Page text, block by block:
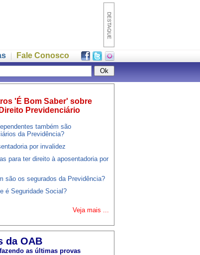
Fale Conosco
'É Bom Saber' sobre
Direito Previdenciário
também são
da Previdência?
por invalidez
para ter direito à aposentadoria por
são os segurados da Previdência?
é Seguridade Social?
Veja mais ...
da OAB
as últimas provas